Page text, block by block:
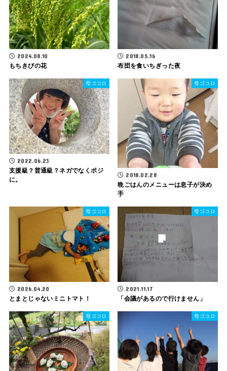
2024.08.10
もちきびの花
2018.05.16
布団を食いちぎった夜
母ゴコロ
2022.06.23
支援級？普通級？ネガでなくポジ
に。
母ゴコロ
2018.02.28
晩ごはんのメニューは息子が決め
手
母ゴコロ
2026.04.20
とまとじゃないミニトマト！
母ゴコロ
2021.11.17
「会議があるので行けません」
母ゴコロ 母ゴコロ